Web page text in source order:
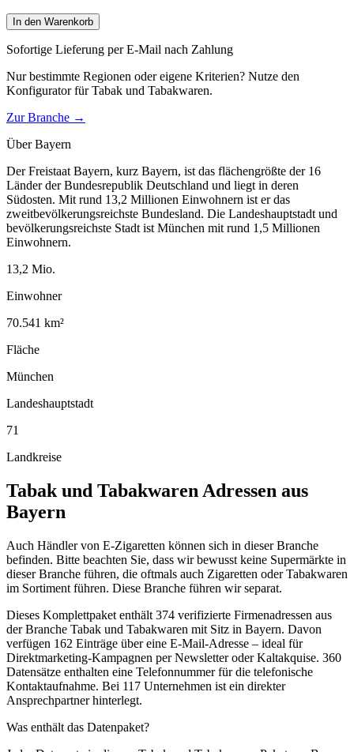
In den Warenkorb
Sofortige Lieferung per E-Mail nach Zahlung
Nur bestimmte Regionen oder eigene Kriterien? Nutze den
Konfigurator fürTabak und Tabakwaren.
Zur Branche →
ÜberBayern
Der Freistaat Bayern, kurz Bayern, ist das flächengrößte der 16
Länder der Bundesrepublik Deutschland und liegt in deren
Südosten. Mit rund 13,2 Millionen Einwohnern ist er das
zweitbevölkerungsreichste Bundesland. Die Landeshauptstadt und
bevölkerungsreichste Stadt ist München mit rund 1,5 Millionen
Einwohnern.
13,2 Mio.
Einwohner
70.541 km²
Fläche
München
Landeshauptstadt
71
Landkreise
Tabak und Tabakwaren Adressen aus
Bayern
Auch Händler von E-Zigaretten können sich in dieser Branche
befinden. Bitte beachten Sie, dass wir bewusst keine Supermärkte in
dieser Branche führen, die oftmals auch Zigaretten oder Tabakwaren
im Sortiment führen. Diese Branche führen wir separat.
Dieses Komplettpaket enthält 374 verifizierte Firmenadressen aus
der Branche Tabak und Tabakwaren mit Sitz in Bayern. Davon
verfügen 162 Einträge über eine E-Mail-Adresse – ideal für
Direktmarketing-Kampagnen per Newsletter oder Kaltakquise. 360
Datensätze enthalten eine Telefonnummer für die telefonische
Kontaktaufnahme. Bei 117 Unternehmen ist ein direkter
Ansprechpartner hinterlegt.
Was enthält das Datenpaket?